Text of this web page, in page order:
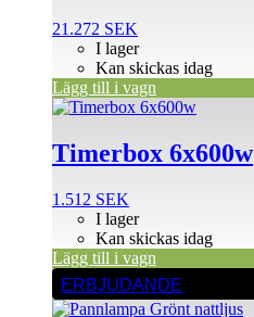
21.272 SEK
I lager
Kan skickas idag
Lägg till i vagn
Timerbox 6x600w
1.512 SEK
I lager
Kan skickas idag
Lägg till i vagn
ERBJUDANDE